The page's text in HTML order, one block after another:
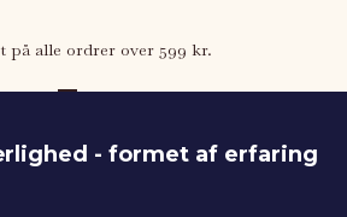
på alle ordrer over 599 kr.
- formet af erfaring